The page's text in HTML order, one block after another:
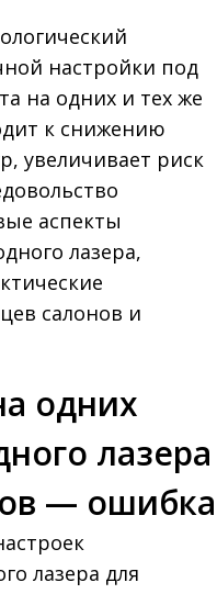
настройки под
на одних и тех же
к снижению
увеличивает риск
аспекты
лазера,
салонов и
одних
лазера
— ошибка